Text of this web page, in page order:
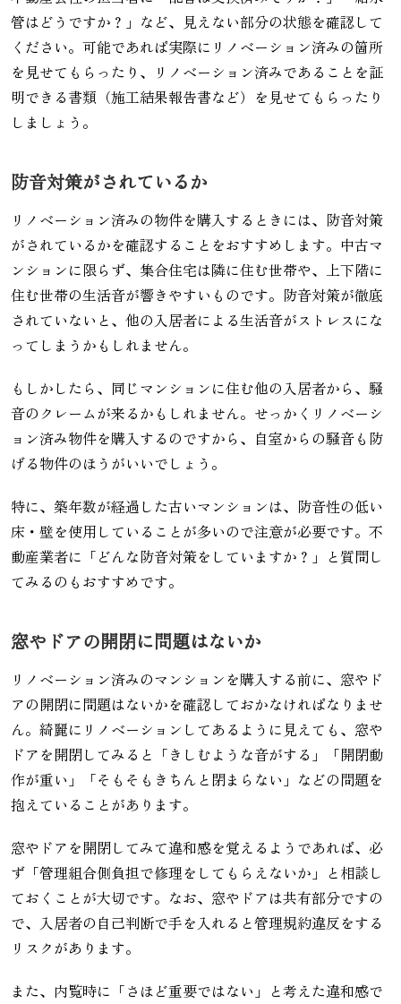
管はどうですか？」など、見えない部分の状態を確認して
ください。可能であれば実際にリノベーション済みの箇所
を見せてもらったり、リノベーション済みであることを証
明できる書類（施工結果報告書など）を見せてもらったり
しましょう。
防音対策がされているか
リノベーション済みの物件を購入するときには、防音対策
がされているかを確認することをおすすめします。中古マ
ンションに限らず、集合住宅は隣に住む世帯や、上下階に
住む世帯の生活音が響きやすいものです。防音対策が徹底
されていないと、他の入居者による生活音がストレスにな
ってしまうかもしれません。
もしかしたら、同じマンションに住む他の入居者から、騒
音のクレームが来るかもしれません。せっかくリノベーシ
ョン済み物件を購入するのですから、自室からの騒音も防
げる物件のほうがいいでしょう。
特に、築年数が経過した古いマンションは、防音性の低い
床・壁を使用していることが多いので注意が必要です。不
動産業者に「どんな防音対策をしていますか？」と質問し
てみるのもおすすめです。
窓やドアの開閉に問題はないか
リノベーション済みのマンションを購入する前に、窓やド
アの開閉に問題はないかを確認しておかなければなりませ
ん。綺麗にリノベーションしてあるように見えても、窓や
ドアを開閉してみると「きしむような音がする」「開閉動
作が重い」「そもそもきちんと閉まらない」などの問題を
抱えていることがあります。
窓やドアを開閉してみて違和感を覚えるようであれば、必
ず「管理組合側負担で修理をしてもらえないか」と相談し
ておくことが大切です。なお、窓やドアは共有部分ですの
で、入居者の自己判断で手を入れると管理規約違反をする
リスクがあります。
また、内覧時に「さほど重要ではない」と考えた違和感で